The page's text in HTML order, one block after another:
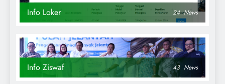
Info Loker 24 News
Info Ziswaf 43 News